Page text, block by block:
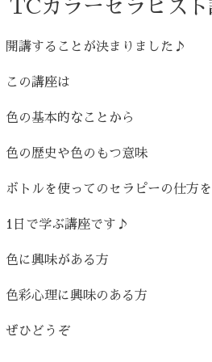
TCカラーセラピス
開講することが決まりました♪
この講座は
色の基本的なことから
色の歴史や色のもつ意味
ボトルを使ってのセラピーの仕方を
1日で学ぶ講座です♪
色に興味がある方
色彩心理に興味のある方
ぜひどうぞ